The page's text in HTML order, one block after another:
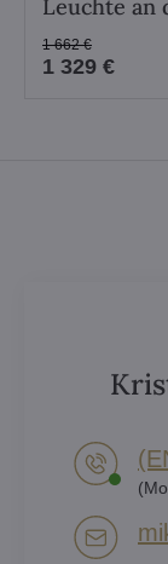
Leuchte an
1 329 €
1 662 €